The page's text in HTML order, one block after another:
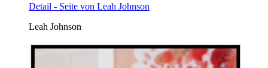
Detail - Seite von Leah Johnson
Leah Johnson